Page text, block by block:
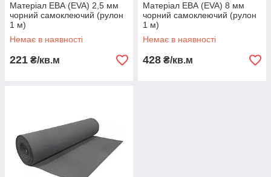
Матеріал ЕВА (EVA) 2,5 мм
чорний самоклеючий (рулон
1 м)
Немає в наявності
221 ₴/кв.м
Матеріал ЕВА (EVA) 8 мм
чорний самоклеючий (рулон
1 м)
Немає в наявності
428 ₴/кв.м